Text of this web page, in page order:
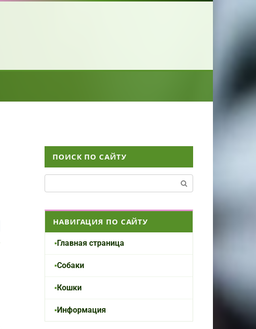
ПОИСК ПО САЙТУ
НАВИГАЦИЯ ПО САЙТУ
Главная страница
Собаки
Кошки
Информация